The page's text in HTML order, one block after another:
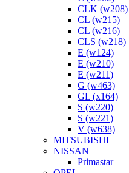
CLK (w208)
CL (w215)
CL (w216)
CLS (w218)
E (w124)
E (w210)
E (w211)
G (w463)
GL (x164)
S (w220)
S (w221)
V (w638)
MITSUBISHI
NISSAN
Primastar